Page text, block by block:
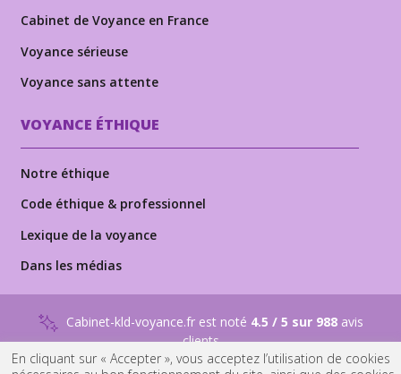
Cabinet de Voyance en France
Voyance sérieuse
Voyance sans attente
VOYANCE ÉTHIQUE
Notre éthique
Code éthique & professionnel
Lexique de la voyance
Dans les médias
Cabinet-kld-voyance.fr est noté 4.5 / 5 sur 988avis
clients
En cliquant sur « Accepter », vous acceptez l’utilisation de cookies